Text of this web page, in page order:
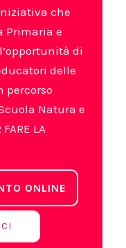
che
Primaria e
di
delle
percorso
Natura e
LA
ONLINE